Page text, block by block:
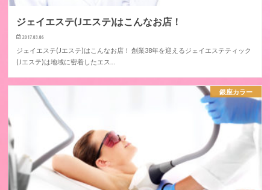
ジェイエステ(Jエステ)はこんなお店！
2017.03.06
ジェイエステ(Jエステ)はこんなお店！ 創業38年を迎えるジェイエステティック
(Jエステ)は地域に密着したエス…
銀座カラー